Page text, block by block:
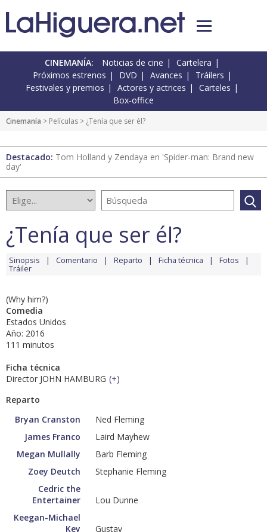
CINEMANÍA: Noticias de cine
Cartelera
Próximos estrenos
DVD Avances
Tráilers
Festivales y premios
Actores y actrices
Carteles
Box-office
Cinemanía > Películas > ¿Tenía que ser él?
Destacado: Tom Holland y Zendaya en 'Spider-man: Brand new
day'
¿Tenía que ser él?
Sinopsis Comentario Reparto Ficha técnica Fotos
Tráiler
(Why him?)
Comedia
Estados Unidos
Año: 2016
111 minutos
Ficha técnica
Director JOHN HAMBURG (+)
Reparto
Bryan Cranston
Ned Fleming
James Franco
Laird Mayhew
Megan Mullally
Barb Fleming
Zoey Deutch
Stephanie Fleming
Cedric the
Entertainer
Lou Dunne
Keegan-Michael
Key
Gustav